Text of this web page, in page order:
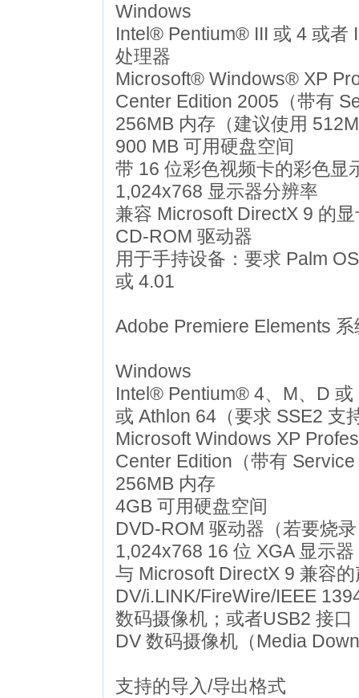
Windows
Intel® Pentium® III 或 4 或
处理器
Microsoft® Windows® XP
Center Edition 2005（带有
256MB 内存（建议使用
900 MB 可用硬盘空间
带 16 位彩色视频卡的彩色显
1,024x768 显示器分辨率
兼容 Microsoft DirectX 9 的
CD-ROM 驱动器
用于手持设备：要求 Palm
或 4.01
Adobe Premiere Elements 系
Windows
Intel® Pentium® 4、M、D
或 Athlon 64（要求 SSE2 支
Microsoft Windows XP
Center Edition（带有
256MB 内存
4GB 可用硬盘空间
DVD-ROM 驱动器（若要烧
1,024x768 16 位 XGA 显示器
与 Microsoft DirectX 9 兼容
DV/i.LINK/FireWire/IEEE
数码摄像机；或者USB2 接
DV 数码摄像机（Media
支持的导入/导出格式